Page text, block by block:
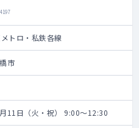
トロ・私鉄各線
市
11日（火・祝） 9:00～12:30